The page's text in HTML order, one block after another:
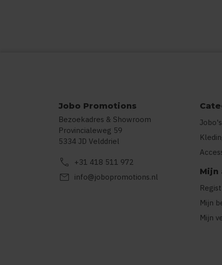
Jobo Promotions
Bezoekadres & Showroom
Provincialeweg 59
5334 JD Velddriel
call +31 418 511 972
mail info@jobopromotions.nl
Mijn
Mijn
Mijn